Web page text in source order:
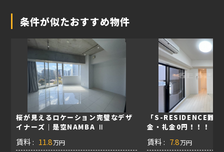
条件が似たおすすめ物件
桜が見えるロケーション完璧なデザ
イナーズ｜是空NAMBA Ⅱ
賃料 : 11.8万円
「S-RESIDENCE難
金・礼金0円！！！
賃料 : 7.8万円